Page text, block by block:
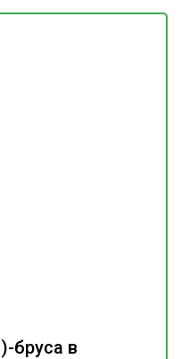
бруса в